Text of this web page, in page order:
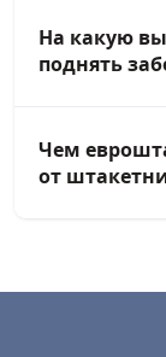
На какую
поднять
Чем
от